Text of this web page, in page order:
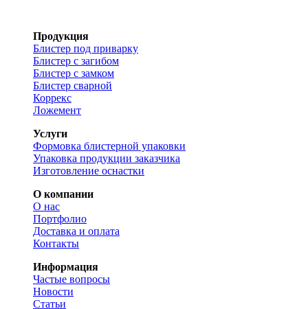
Продукция
Блистер под приварку
Блистер с загибом
Блистер с замком
Блистер сварной
Коррекс
Ложемент
Услуги
Формовка блистерной упаковки
Упаковка продукции заказчика
Изготовление оснастки
О компании
О нас
Портфолио
Доставка и оплата
Контакты
Информация
Частые вопросы
Новости
Статьи